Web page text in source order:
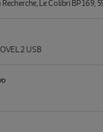
Recherche, Le Colibri BP
2 USB